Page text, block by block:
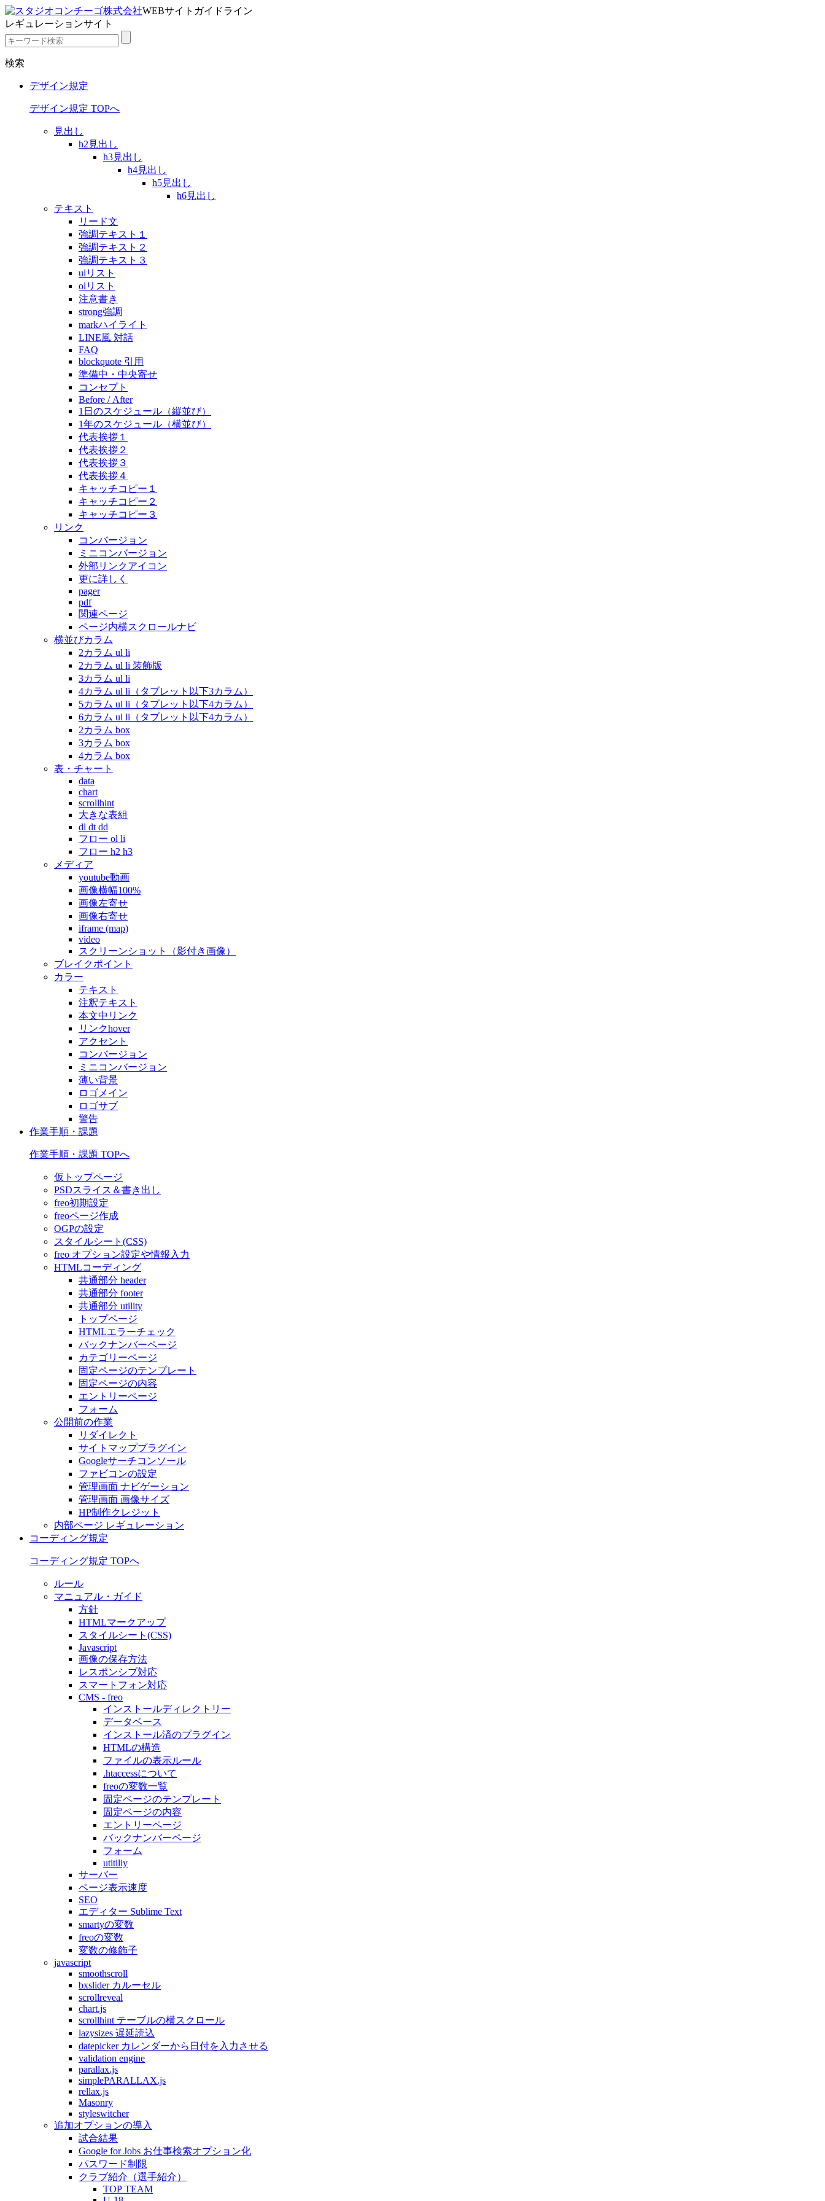
WEBサイトガイドライン
レギュレーションサイト
検索
デザイン規定
デザイン規定 TOPへ
見出し
h2見出し
h3見出し
h4見出し
h5見出し
h6見出し
テキスト
リード文
強調テキスト１
強調テキスト２
強調テキスト３
ulリスト
olリスト
注意書き
strong強調
markハイライト
LINE風 対話
FAQ
blockquote 引用
準備中・中央寄せ
コンセプト
Before / After
1日のスケジュール（縦並び）
1年のスケジュール（横並び）
代表挨拶１
代表挨拶２
代表挨拶３
代表挨拶４
キャッチコピー１
キャッチコピー２
キャッチコピー３
リンク
コンバージョン
ミニコンバージョン
外部リンクアイコン
更に詳しく
pager
pdf
関連ページ
ページ内横スクロールナビ
横並びカラム
2カラム ul li
2カラム ul li 装飾版
3カラム ul li
4カラム ul li（タブレット以下3カラム）
5カラム ul li（タブレット以下4カラム）
6カラム ul li（タブレット以下4カラム）
2カラム box
3カラム box
4カラム box
表・チャート
data
chart
scrollhint
大きな表組
dl dt dd
フロー ol li
フロー h2 h3
メディア
youtube動画
画像横幅100%
画像左寄せ
画像右寄せ
iframe (map)
video
スクリーンショット（影付き画像）
ブレイクポイント
カラー
テキスト
注釈テキスト
本文中リンク
リンクhover
アクセント
コンバージョン
ミニコンバージョン
薄い背景
ロゴメイン
ロゴサブ
警告
作業手順・課題
作業手順・課題 TOPへ
仮トップページ
PSDスライス＆書き出し
freo初期設定
freoページ作成
OGPの設定
スタイルシート(CSS)
freo オプション設定や情報入力
HTMLコーディング
共通部分 header
共通部分 footer
共通部分 utility
トップページ
HTMLエラーチェック
バックナンバーページ
カテゴリーページ
固定ページのテンプレート
固定ページの内容
エントリーページ
フォーム
公開前の作業
リダイレクト
サイトマッププラグイン
Googleサーチコンソール
ファビコンの設定
管理画面 ナビゲーション
管理画面 画像サイズ
HP制作クレジット
内部ページ レギュレーション
コーディング規定
コーディング規定 TOPへ
ルール
マニュアル・ガイド
方針
HTMLマークアップ
スタイルシート(CSS)
Javascript
画像の保存方法
レスポンシブ対応
スマートフォン対応
CMS - freo
インストールディレクトリー
データベース
インストール済のプラグイン
HTMLの構造
ファイルの表示ルール
.htaccessについて
freoの変数一覧
固定ページのテンプレート
固定ページの内容
エントリーページ
バックナンバーページ
フォーム
utitiliy
サーバー
ページ表示速度
SEO
エディター Sublime Text
smartyの変数
freoの変数
変数の修飾子
javascript
smoothscroll
bxslider カルーセル
scrollreveal
chart.js
scrollhint テーブルの横スクロール
lazysizes 遅延読込
datepicker カレンダーから日付を入力させる
validation engine
parallax.js
simplePARALLAX.js
rellax.js
Masonry
styleswitcher
追加オプションの導入
試合結果
Google for Jobs お仕事検索オプション化
パスワード制限
クラブ紹介（選手紹介）
TOP TEAM